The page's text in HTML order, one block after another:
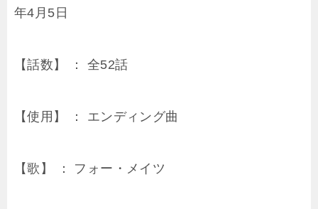
年4月5日
【話数】 ： 全52話
【使用】 ： エンディング曲
【歌】 ： フォー・メイツ